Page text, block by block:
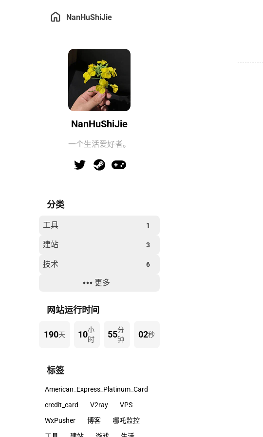
NanHuShiJie
NanHuShiJie
一个生活爱好者。
分类
工具 1
建站 3
技术 6
过年
更多
网站运行时间
190天 10小
时
55分
钟
02秒
标签
American_Express_Platinum_Card
credit_card
V2ray
VPS
WxPusher
博客
哪吒监控